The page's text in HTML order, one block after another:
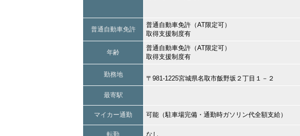
普通自動車免許
普通自動車免許（AT限定可）
取得支援制度有
年齢
普通自動車免許（AT限定可）
取得支援制度有
勤務地
〒981-1225宮城県名取市飯野坂２丁目１－２
最寄駅
マイカー通勤 可能（駐車場完備・通勤時ガソリン代全額支給）
転勤 なし